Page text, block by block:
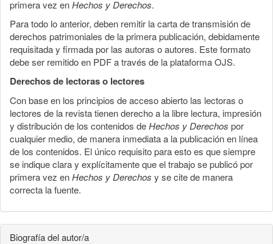
primera vez enHechos y Derechos.
Para todo lo anterior, deben remitir la carta de transmisión de
derechos patrimoniales de la primera publicación, debidamente
requisitada y firmada por las autoras o autores. Este formato
debe ser remitido en PDF a través de la plataforma OJS.
Derechos de lectoras o lectores
Con base en los principios de acceso abierto las lectoras o
lectores de la revista tienen derecho a la libre lectura, impresión
y distribución de los contenidos deHechos y Derechos por
cualquier medio, de manera inmediata a la publicación en línea
de los contenidos. El único requisito para esto es que siempre
se indique clara y explícitamente que el trabajo se publicó por
primera vez enHechos y Derechos y se cite de manera
correcta la fuente.
Biografía del autor/a